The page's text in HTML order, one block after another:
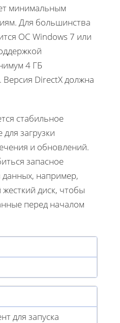
минимальным
Для большинства
ОС Windows 7 или
4 ГБ
DirectX должна
стабильное
загрузки
и обновлений.
запасное
данных, например,
диск, чтобы
перед началом
для запуска